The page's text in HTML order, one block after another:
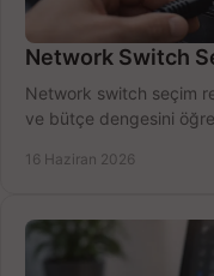
Network Switch
Network switch seçim
ve bütçe dengesini
16 Haziran 2026